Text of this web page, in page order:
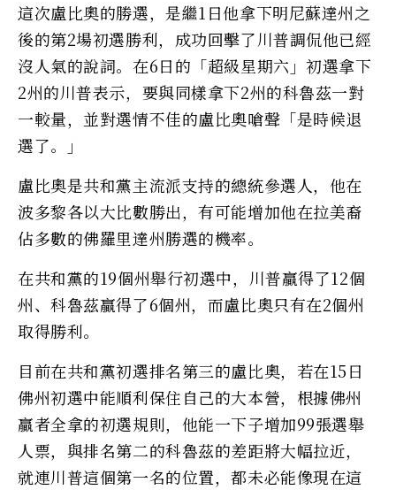
這次盧比奧的勝選，是繼1日他拿下明尼蘇達州之
後的第2場初選勝利，成功回擊了川普調侃他已經
沒人氣的說詞。在6日的「超級星期六」初選拿下
2州的川普表示，要與同樣拿下2州的科魯茲一對
一較量，並對選情不佳的盧比奧嗆聲「是時候退
選了。」
盧比奧是共和黨主流派支持的總統參選人，他在
波多黎各以大比數勝出，有可能增加他在拉美裔
佔多數的佛羅里達州勝選的機率。
在共和黨的19個州舉行初選中，川普贏得了12個
州、科魯茲贏得了6個州，而盧比奧只有在2個州
取得勝利。
目前在共和黨初選排名第三的盧比奧，若在15日
佛州初選中能順利保住自己的大本營，根據佛州
贏者全拿的初選規則，他能一下子增加99張選舉
人票，與排名第二的科魯茲的差距將大幅拉近，
就連川普這個第一名的位置，都未必能像現在這